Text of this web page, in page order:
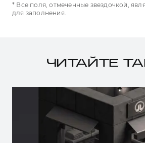
* Все поля, отмеченные звездочкой,
для заполнения.
ЧИТАЙТЕ